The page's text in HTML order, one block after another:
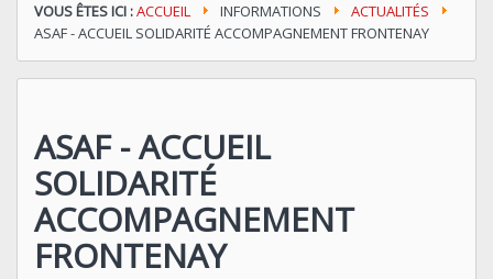
VOUS ÊTES ICI :ACCUEIL INFORMATIONS
ACTUALITÉS
ASAF - ACCUEIL SOLIDARITÉ ACCOMPAGNEMENT FRONTENAY
ASAF - ACCUEIL
SOLIDARITÉ
ACCOMPAGNEMENT
FRONTENAY